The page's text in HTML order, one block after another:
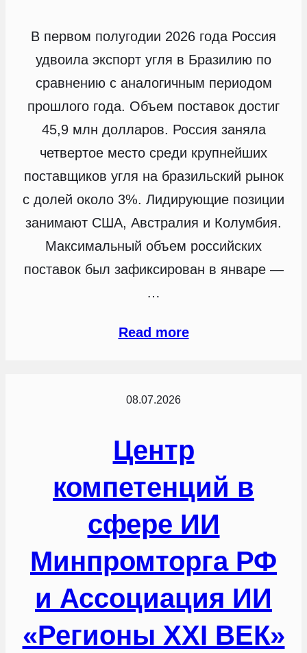
В первом полугодии 2026 года Россия
удвоила экспорт угля в Бразилию по
сравнению с аналогичным периодом
прошлого года. Объем поставок достиг
45,9 млн долларов. Россия заняла
четвертое место среди крупнейших
поставщиков угля на бразильский рынок
с долей около 3%. Лидирующие позиции
занимают США, Австралия и Колумбия.
Максимальный объем российских
поставок был зафиксирован в январе —
…
Read more
08.07.2026
Центр
компетенций в
сфере ИИ
Минпромторга РФ
и Ассоциация ИИ
«Регионы XXI ВЕК»